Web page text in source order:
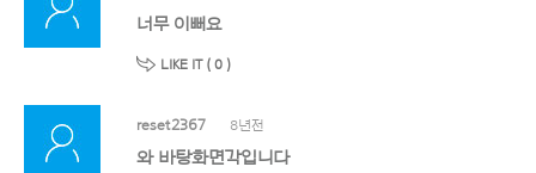
너무 이뻐요
LIKE IT ( 0 )
reset2367 8년전
와 바탕화면각입니다